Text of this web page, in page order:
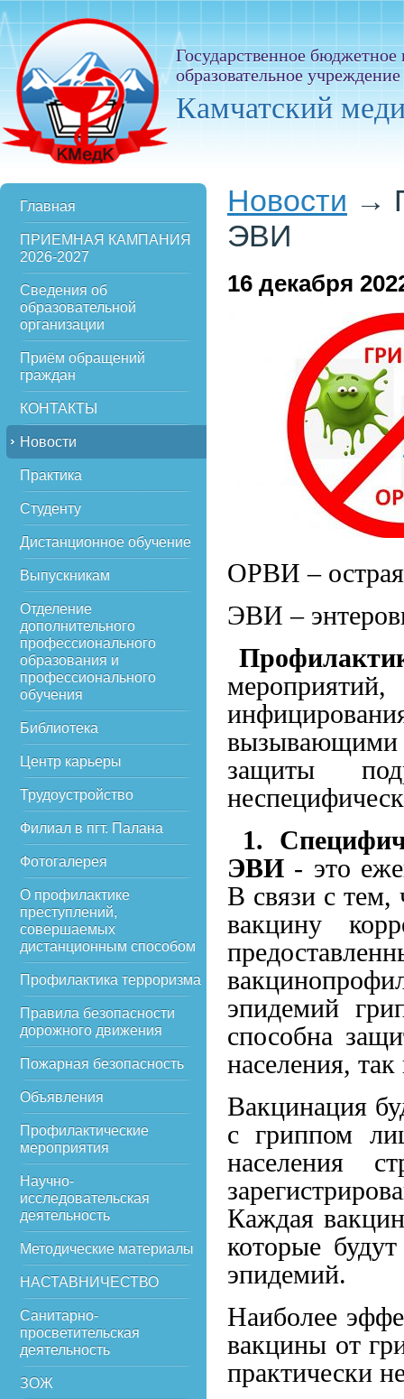
Государственное
образовательное
Камчатский
Главная
ПРИЕМНАЯ КАМПАНИЯ
2026-2027
Сведения об
образовательной
организации
Приём обращений
граждан
КОНТАКТЫ
Новости
Практика
Студенту
Дистанционное обучение
Выпускникам
Отделение
дополнительного
профессионального
образования и
профессионального
обучения
Библиотека
Центр карьеры
Трудоустройство
Филиал в пгт. Палана
Фотогалерея
О профилактике
преступлений,
совершаемых
дистанционным способом
Профилактика терроризма
Правила безопасности
дорожного движения
Пожарная безопасность
Объявления
Профилактические
мероприятия
Научно-
исследовательская
деятельность
Методические материалы
НАСТАВНИЧЕСТВО
Санитарно-
просветительская
деятельность
ЗОЖ
Новости →
ЭВИ
16 декабря
ОРВИ – острая
ЭВИ –
вызывающими
защиты
1.
ЭВИ - это
В связи с тем,
вакцину
эпидемий
способна
населения,
Вакцинация
с гриппом
населения
Каждая
которые
эпидемий.
Наиболее
вакцины от
практически